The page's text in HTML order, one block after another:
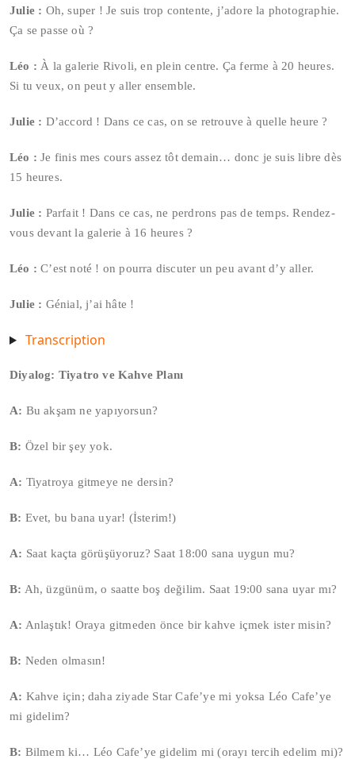
Julie : Oh, super ! Je suis trop contente, j’adore la photographie.
Ça se passe où ?
Léo : À la galerie Rivoli, en plein centre. Ça ferme à 20 heures.
Si tu veux, on peut y aller ensemble.
Julie : D’accord ! Dans ce cas, on se retrouve à quelle heure ?
Léo : Je finis mes cours assez tôt demain… donc je suis libre dès
15 heures.
Julie : Parfait ! Dans ce cas, ne perdrons pas de temps. Rendez-
vous devant la galerie à 16 heures ?
Léo : C’est noté ! on pourra discuter un peu avant d’y aller.
Julie : Génial, j’ai hâte !
Transcription
Diyalog: Tiyatro ve Kahve Planı
A: Bu akşam ne yapıyorsun?
B: Özel bir şey yok.
A: Tiyatroya gitmeye ne dersin?
B: Evet, bu bana uyar! (İsterim!)
A: Saat kaçta görüşüyoruz? Saat 18:00 sana uygun mu?
B: Ah, üzgünüm, o saatte boş değilim. Saat 19:00 sana uyar mı?
A: Anlaştık! Oraya gitmeden önce bir kahve içmek ister misin?
B: Neden olmasın!
A: Kahve için; daha ziyade Star Cafe’ye mi yoksa Léo Cafe’ye
mi gidelim?
B: Bilmem ki… Léo Cafe’ye gidelim mi (orayı tercih edelim mi)?